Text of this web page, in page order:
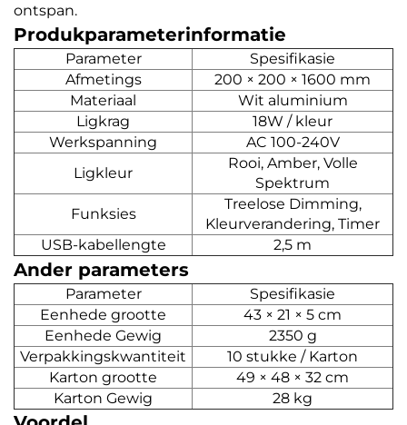
ontspan.
Produkparameterinformatie
Parameter
Spesifikasie
Afmetings
200 × 200 × 1600 mm
Materiaal
Wit aluminium
Ligkrag
18W / kleur
Werkspanning
AC 100-240V
Ligkleur
Rooi, Amber, Volle
Spektrum
Funksies
Treelose Dimming,
Kleurverandering, Timer
USB-kabellengte
2,5 m
Ander parameters
Parameter
Spesifikasie
Eenhede grootte
43 × 21 × 5 cm
Eenhede Gewig
2350 g
Verpakkingskwantiteit
10 stukke / Karton
Karton grootte
49 × 48 × 32 cm
Karton Gewig
28 kg